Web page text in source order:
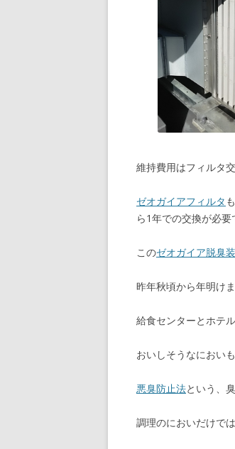
維持費用はフィルタ
ゼオガイアフィルタ
ら1年での交換が必要
このゼオガイア脱臭
昨年秋頃から年明け
給食センターとホテル
おいしそうなにおい
悪臭防止法という、
調理のにおいだけで